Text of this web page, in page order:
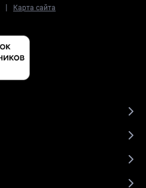
| Карта сайта